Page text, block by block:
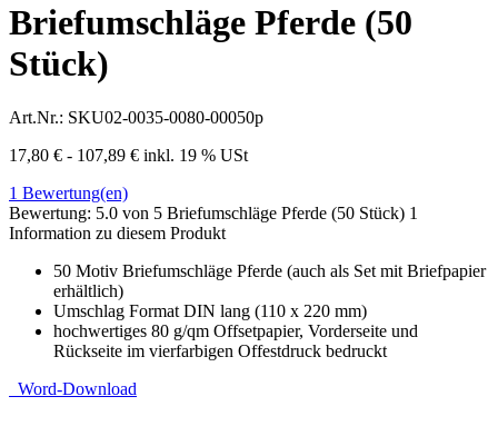
Briefumschläge Pferde (50
Stück)
Art.Nr.: SKU02-0035-0080-00050p
17,80 € - 107,89 € inkl. 19 % USt
1 Bewertung(en)
Bewertung: 5.0 von 5 Briefumschläge Pferde (50 Stück) 1
Information zu diesem Produkt
50 Motiv Briefumschläge Pferde (auch als Set mit Briefpapier
erhältlich)
Umschlag Format DIN lang (110 x 220 mm)
hochwertiges 80 g/qm Offsetpapier, Vorderseite und
Rückseite im vierfarbigen Offestdruck bedruckt
Word-Download